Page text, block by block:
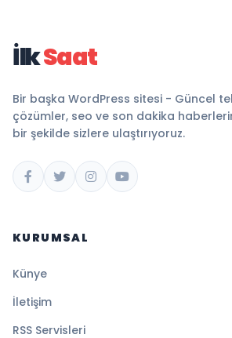
İlkSaat
Bir başka WordPress sitesi - Güncel
çözümler, seo ve son dakika
bir şekilde sizlere ulaştırıyoruz.
KURUMSAL
Künye
İletişim
RSS Servisleri